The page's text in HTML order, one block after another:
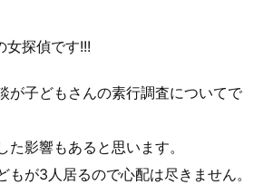
女探偵です!!!
が子どもさんの素行調査についてで
影響もあると思います。
もが3人居るので心配は尽きません。